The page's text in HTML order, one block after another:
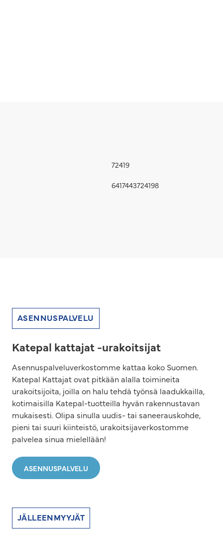
72419
6417443724198
ASENNUSPALVELU
Katepal kattajat -urakoitsijat
Asennuspalveluverkostomme kattaa koko Suomen.
Katepal Kattajat ovat pitkään alalla toimineita
urakoitsijoita, joilla on halu tehdä työnsä laadukkailla,
kotimaisilla Katepal-tuotteilla hyvän rakennustavan
mukaisesti. Olipa sinulla uudis- tai saneerauskohde,
pieni tai suuri kiinteistö, urakoitsijaverkostomme
palvelea sinua mielellään!
ASENNUSPALVELU
JÄLLEENMYYJÄT